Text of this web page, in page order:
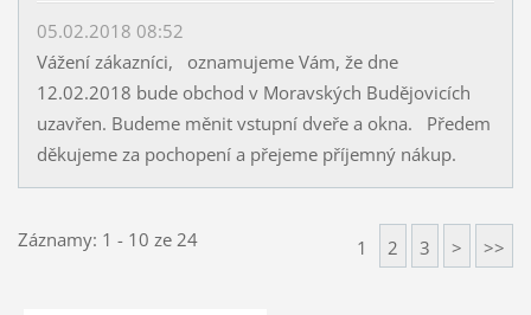
05.02.2018 08:52
Vážení zákazníci, oznamujeme Vám, že dne
12.02.2018 bude obchod v Moravských Budějovicích
uzavřen. Budeme měnit vstupní dveře a okna. Předem
děkujeme za pochopení a přejeme příjemný nákup.
Záznamy: 1 - 10 ze 24 1 2 3 > >>